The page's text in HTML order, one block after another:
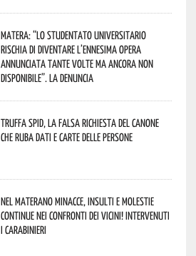
Matera: “Lo studentato universitario
rischia di diventare l’ennesima opera
annunciata tante volte ma ancora non
disponibile”. La denuncia
Truffa Spid, la falsa richiesta del canone
che ruba dati e carte delle persone
Nel materano minacce, insulti e molestie
continue nei confronti dei vicini! Intervenuti
i Carabinieri